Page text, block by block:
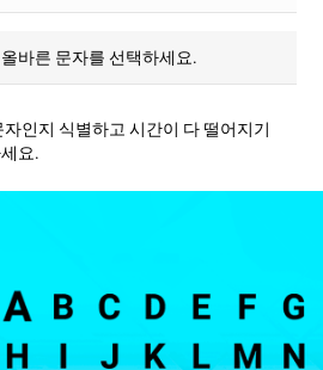
바른 문자를 선택하세요.
인지 식별하고 시간이 다 떨어지기
요.